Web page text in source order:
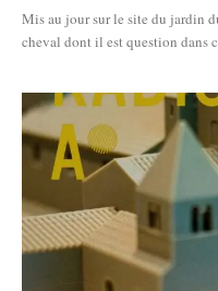
Mis au jour sur le site du jardin
cheval dont il est question dans